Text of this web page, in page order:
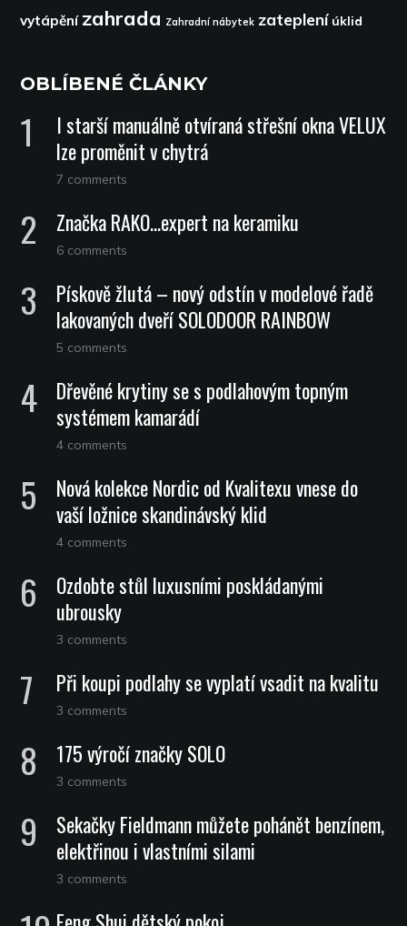
vytápění zahrada Zahradní nábytek zateplení úklid
OBLÍBENÉ ČLÁNKY
I starší manuálně otvíraná střešní okna VELUX
lze proměnit v chytrá
7 comments
Značka RAKO…expert na keramiku
6 comments
Pískově žlutá – nový odstín v modelové řadě
lakovaných dveří SOLODOOR RAINBOW
5 comments
Dřevěné krytiny se s podlahovým topným
systémem kamarádí
4 comments
Nová kolekce Nordic od Kvalitexu vnese do
vaší ložnice skandinávský klid
4 comments
Ozdobte stůl luxusními poskládanými
ubrousky
3 comments
Při koupi podlahy se vyplatí vsadit na kvalitu
3 comments
175 výročí značky SOLO
3 comments
Sekačky Fieldmann můžete pohánět benzínem,
elektřinou i vlastními silami
3 comments